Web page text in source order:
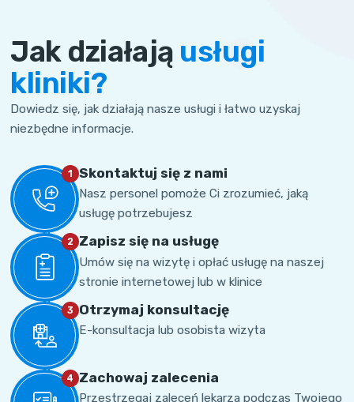
Jak działają usługi
kliniki?
Dowiedz się, jak działają nasze usługi i łatwo uzyskaj
niezbędne informacje.
1 Skontaktuj się z nami
Nasz personel pomoże Ci zrozumieć, jaką
usługę potrzebujesz
2 Zapisz się na usługę
Umów się na wizytę i opłać usługę na naszej
stronie internetowej lub w klinice
3 Otrzymaj konsultację
E-konsultacja lub osobista wizyta
4 Zachowaj zalecenia
Przestrzegaj zaleceń lekarza podczas Twojego